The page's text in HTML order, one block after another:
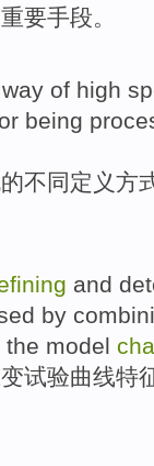
重要手段。
way of high
being
的不同定义方
and
by
the model
试验曲线特